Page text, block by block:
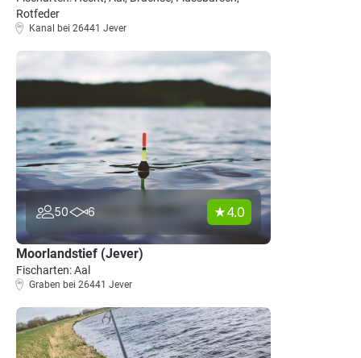
Rotfeder
Kanal bei 26441 Jever
50 6 4.0
Moorlandstief (Jever)
Fischarten: Aal
Graben bei 26441 Jever